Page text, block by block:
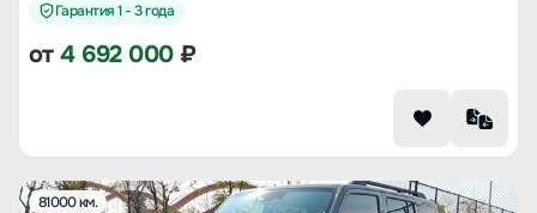
Гарантия 1 - 3 года
от4 692 000₽
81000 км.